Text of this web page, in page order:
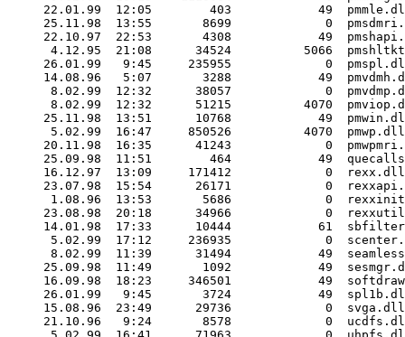
22.01.99  12:05        403            49
25.11.98  13:55       8699             0
22.10.97  22:53       4308            49
4.12.95  21:08      34524          5066
26.01.99   9:45     235955             0
14.08.96   5:07       3288            49
8.02.99  12:32      38057             0
8.02.99  12:32      51215          4070
25.11.98  13:51      10768            49
5.02.99  16:47     850526          4070  pmwp.dll
20.11.98  16:35      41243             0
25.09.98  11:51        464            49
16.12.97  13:09     171412             0  rexx.dll
23.07.98  15:54      26171             0
1.08.96  13:53       5686             0
23.08.98  20:18      34966             0
14.01.98  17:33      10444            61
5.02.99  17:12     236935             0
8.02.99  11:39      31494            49
25.09.98  11:49       1092            49
16.09.98  18:23     346501            49
26.01.99   9:45       3724            49
15.08.96  23:49      29736             0  svga.dll
21.10.96   9:24       8578             0